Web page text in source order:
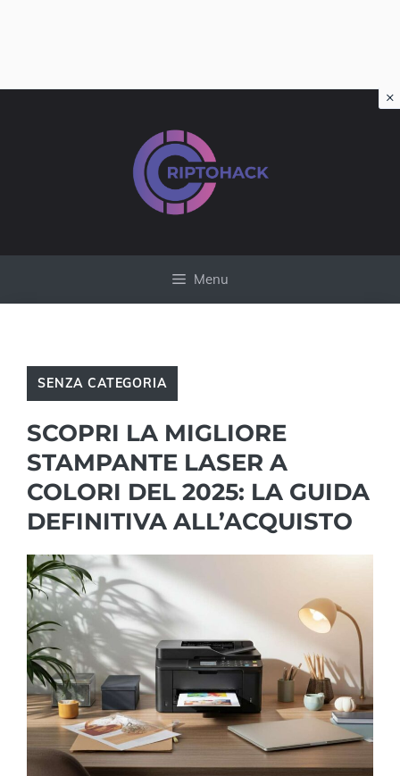
Menu
SENZA CATEGORIA
SCOPRI LA MIGLIORE
STAMPANTE LASER A
COLORI DEL 2025: LA GUIDA
DEFINITIVA ALL’ACQUISTO
×